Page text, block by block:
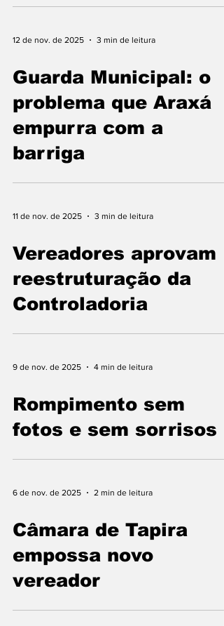
12 de nov. de 2025 3 min de leitura
Guarda Municipal: o
problema que Araxá
empurra com a
barriga
11 de nov. de 2025 3 min de leitura
Vereadores aprovam
reestruturação da
Controladoria
9 de nov. de 2025 4 min de leitura
Rompimento sem
fotos e sem sorrisos
6 de nov. de 2025 2 min de leitura
Câmara de Tapira
empossa novo
vereador